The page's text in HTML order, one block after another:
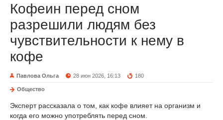
Кофеин перед сном
разрешили людям без
чувствительности к нему в
кофе
Павлова Ольга 28 июн 2026, 16:13 180
Общество
Эксперт рассказала о том, как кофе влияет на организм и
когда его можно употреблять перед сном.